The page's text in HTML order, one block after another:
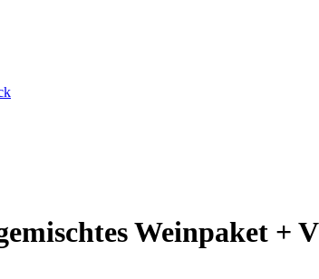
Weinpaket +